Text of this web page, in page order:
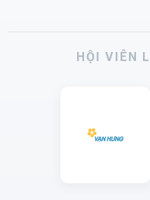
HỘI VIÊN